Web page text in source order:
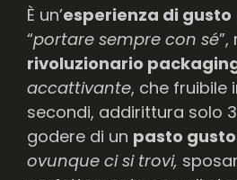
È un’esperienza di gusto
“portare sempre con sé
rivoluzionario
accattivante, che fruibile
secondi, addirittura solo
godere di un pasto
ovunque ci si trovi,